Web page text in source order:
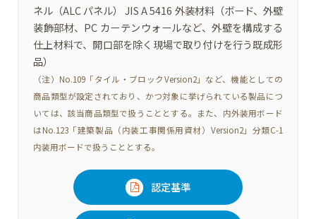
ネル（ALC パネル） JIS A 5416 外装材料（ボード、外壁
装飾部材、PC カーテンウォールなど、外壁を構成する
仕上材料で、開口部を除く現場で取り付けを行う既成形
品）
（注）No.109「タイル・ブロックVersion2」など、機能としての
商品類型が設定されており、かつ対象に挙げられている製品につ
いては、該当商品類型で扱うこととする。また、内外装用ボード
はNo.123「建築製品（内装工事関係用資材）Version2」分類C-1
内装用ボードで扱うこととする。
認定基準